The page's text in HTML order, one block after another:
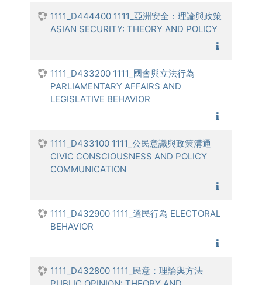
1111_D444400 1111_亞洲安全：理論與政策
ASIAN SECURITY: THEORY AND POLICY
1111_D433200 1111_國會與立法行為
PARLIAMENTARY AFFAIRS AND
LEGISLATIVE BEHAVIOR
1111_D433100 1111_公民意識與政策溝通
CIVIC CONSCIOUSNESS AND POLICY
COMMUNICATION
1111_D432900 1111_選民行為 ELECTORAL
BEHAVIOR
1111_D432800 1111_民意：理論與方法